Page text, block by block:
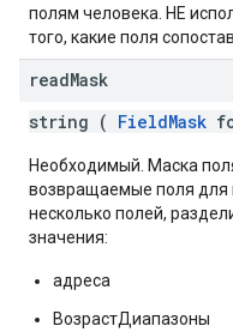
полям человека. НЕ
того, какие поля
readMask
string ( FieldMask
Необходимый. Маска
возвращаемые поля для
несколько полей,
значения:
адреса
ВозрастДиапазоны